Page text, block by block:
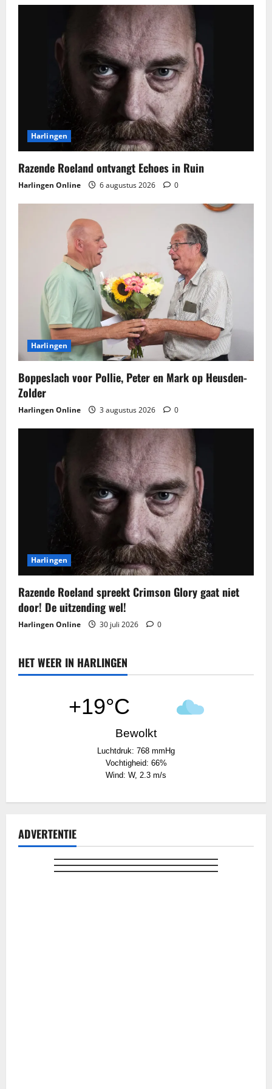
Harlingen
Razende Roeland ontvangt Echoes in Ruin
Harlingen Online 6 augustus 2026 0
Harlingen
Boppeslach voor Pollie, Peter en Mark op Heusden-
Zolder
Harlingen Online 3 augustus 2026 0
Harlingen
Razende Roeland spreekt Crimson Glory gaat niet
door! De uitzending wel!
Harlingen Online 30 juli 2026 0
HET WEER IN HARLINGEN
+19°C
Bewolkt
Luchtdruk: 768 mmHg
Vochtigheid: 66%
Wind: W, 2.3 m/s
ADVERTENTIE